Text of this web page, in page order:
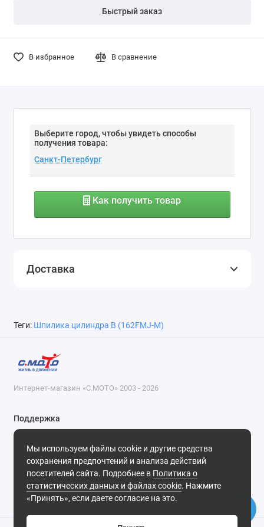
Быстрый заказ
В избранное В сравнение
Выберите город, чтобы увидеть способы
получения товара:
Как получить товар
Доставка
Теги: Шпилика цилиндра B (162FMJ-M)
Мы используем файлы cookie и другие средства
сохранения предпочтений и анализа действий
посетителей сайта. Подробнее в Политика о
статистических данных и файлах cookie. Нажмите
«Принять», если даете согласие на это.
Интернет-магазин «С.МОТО» 2003 - 2026
Поддержка
8-800-55-00-327
Будни, с 09-30 до 18-30
Мы в сети